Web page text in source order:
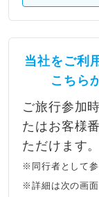
当社をご利
こちら
ご旅行参加
たはお客様
ただけます。
※同行者として参
※詳細は次の画面